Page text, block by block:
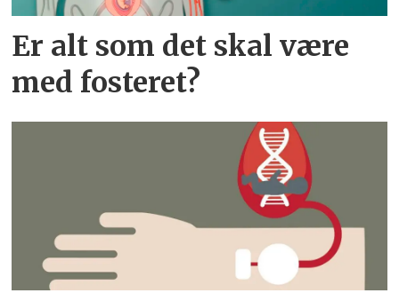
Er alt som det skal være
med fosteret?